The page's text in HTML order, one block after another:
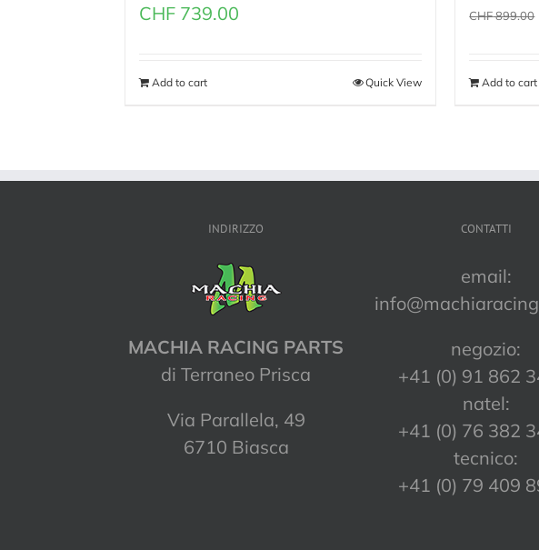
CHF 739.00
Add to cart Quick View
CHF899.00
Add to cart
INDIRIZZO
MACHIA RACING PARTS
di Terraneo Prisca
Via Parallela, 49
6710 Biasca
CONTATTI
email:
negozio:
+41 (0) 91 862
natel:
+41 (0) 76 382
tecnico:
+41 (0) 79 409